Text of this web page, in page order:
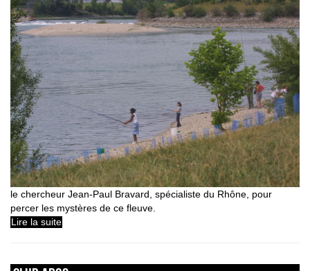
le chercheur Jean-Paul Bravard, spécialiste du Rhône, pour
percer les mystères de ce fleuve.
Lire la suite